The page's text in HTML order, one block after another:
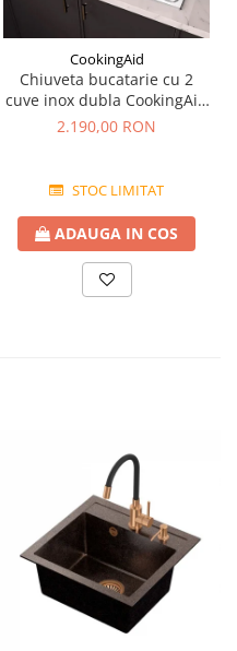
CookingAid
Chiuveta bucatarie cu 2
cuve inox dubla CookingAid
FUSION 86BB
2.190,00 RON
STOC LIMITAT
ADAUGA IN COS